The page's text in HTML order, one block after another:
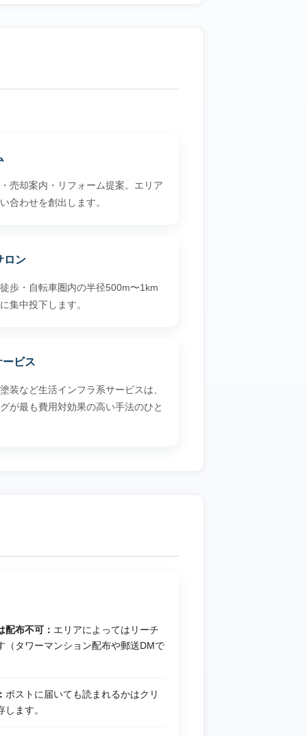
売却案内・リフォーム提案。エリア
合わせを創出します。
ロン
歩・自転車圏内の半径500m〜1km
集中投下します。
ビス
装など生活インフラ系サービスは、
が最も費用対効果の高い手法のひと
配布不可： エリアによってはリーチ
（タワーマンション配布や郵送DMで
ポストに届いても読まれるかはクリ
ます。